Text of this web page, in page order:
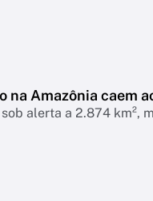
na Amazônia caem
alerta a 2.874 km²,